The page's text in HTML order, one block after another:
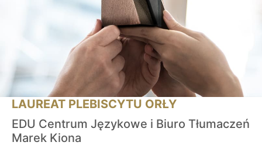
LAUREAT PLEBISCYTU ORŁY
EDU Centrum Językowe i Biuro Tłumaczeń
Marek Kiona